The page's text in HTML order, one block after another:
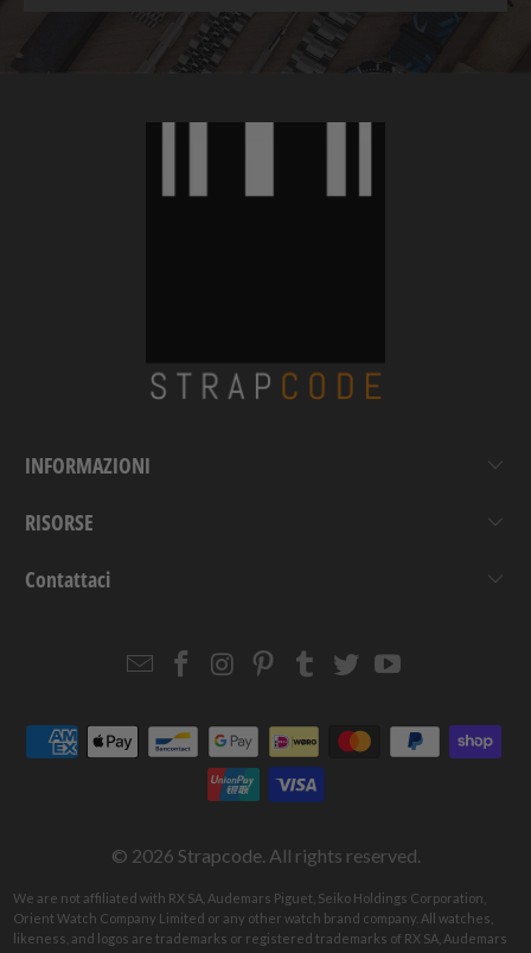
INFORMAZIONI
RISORSE
Contattaci
EmailStrapcode
Facebook
Strapcode
Instagram
Strapcode
Pinterest
Strapcode
Tumblr
Strapcode
TwitterYouTube
© 2026 Strapcode. All rights reserved.
We are not affiliated with RX SA, Audemars Piguet, Seiko Holdings Corporation,
Orient Watch Company Limited or any other watch brand company. All watches,
likeness, and logos are trademarks or registered trademarks of RX SA, Audemars